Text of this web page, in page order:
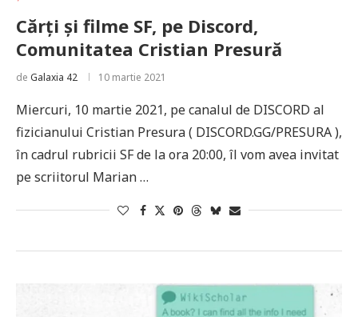
Cărți și filme SF, pe Discord,
Comunitatea Cristian Presură
de Galaxia 42 10 martie 2021
Miercuri, 10 martie 2021, pe canalul de DISCORD al
fizicianului Cristian Presura ( DISCORD.GG/PRESURA ),
în cadrul rubricii SF de la ora 20:00, îl vom avea invitat
pe scriitorul Marian …